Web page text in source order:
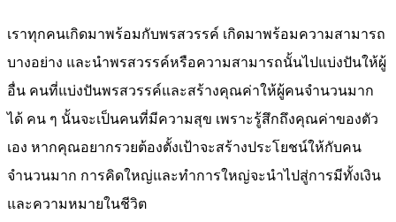
เราทุกคนเกิดมาพร้อมกับพรสวรรค์ เกิดมาพร้อมความสามารถ
บางอย่าง และนำพรสวรรค์หรือความสามารถนั้นไปแบ่งปันให้ผู้
อื่น คนที่แบ่งปันพรสวรรค์และสร้างคุณค่าให้ผู้คนจำนวนมาก
ได้ คน ๆ นั้นจะเป็นคนที่มีความสุข เพราะรู้สึกถึงคุณค่าของตัว
เอง หากคุณอยากรวยต้องตั้งเป้าจะสร้างประโยชน์ให้กับคน
จำนวนมาก การคิดใหญ่และทำการใหญ่จะนำไปสู่การมีทั้งเงิน
และความหมายในชีวิต